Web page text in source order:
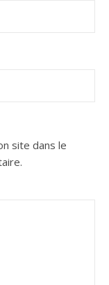
site dans le